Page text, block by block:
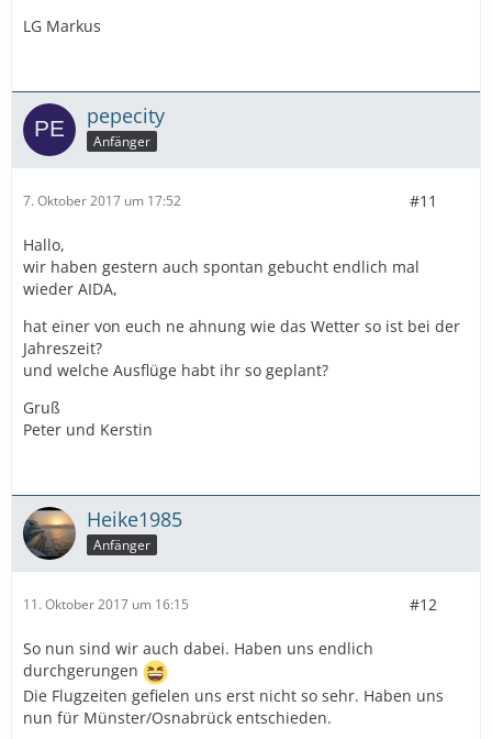
LG Markus
pepecity
Anfänger
7. Oktober 2017 um 17:52 #11
Hallo,
wir haben gestern auch spontan gebucht endlich mal
wieder AIDA,
hat einer von euch ne ahnung wie das Wetter so ist bei der
Jahreszeit?
und welche Ausflüge habt ihr so geplant?
Gruß
Peter und Kerstin
Heike1985
Anfänger
11. Oktober 2017 um 16:15 #12
So nun sind wir auch dabei. Haben uns endlich
durchgerungen
Die Flugzeiten gefielen uns erst nicht so sehr. Haben uns
nun für Münster/Osnabrück entschieden.